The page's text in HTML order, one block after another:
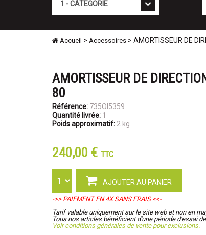
Accueil > Accessoires > AMORTISSEUR DE
AMORTISSEUR DE
80
Référence: 735OI5359
Quantité livrée: 1
Poids approximatif: 2 kg
240,00 € TTC
AJOUTER AU PANIER
->> PAIEMENT EN 4X SANS FRAIS <<-
Tarif valable uniquement sur le site web et non en
Tous nos articles bénéficient d'une période d'essai
Voir conditions générales de vente pour exclusions.